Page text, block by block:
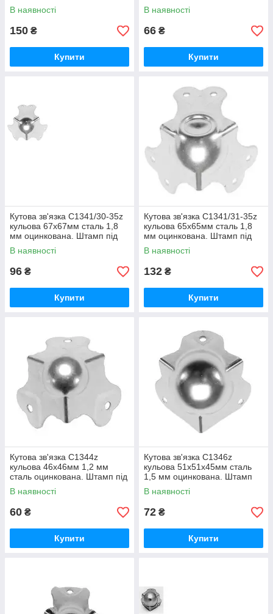
профіль 30х30мм. Для
профілю з
В наявності
150 ₴
Купити
з полицею 30х30, 35х35мм.
В наявності
66 ₴
Купити
Кутова зв'язка C1341/30-35z
кульова 67х67мм сталь 1,8
мм оцинкована. Штамп під
профіль 35х35мм. Сумісний з
п
В наявності
96 ₴
Купити
Кутова зв'язка C1341/31-35z
кульова 65х65мм сталь 1,8
мм оцинкована. Штамп під
профіль 35х35мм. Є виїмка д
В наявності
132 ₴
Купити
Кутова зв'язка C1344z
кульова 46х46мм 1,2 мм
сталь оцинкована. Штамп під
профіль 23х23мм. Для
профілю з
В наявності
60 ₴
Купити
Кутова зв'язка С1346z
кульова 51х51х45мм сталь
1,5 мм оцинкована. Штамп
під профіль. Сумісний з
профілем 042
В наявності
72 ₴
Купити